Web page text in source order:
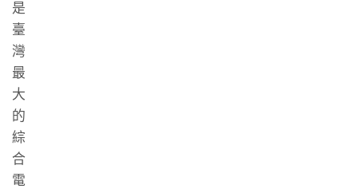
是
臺
灣
最
大
的
綜
合
電